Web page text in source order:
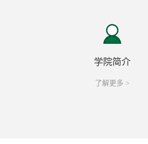
学院简介
了解更多 >